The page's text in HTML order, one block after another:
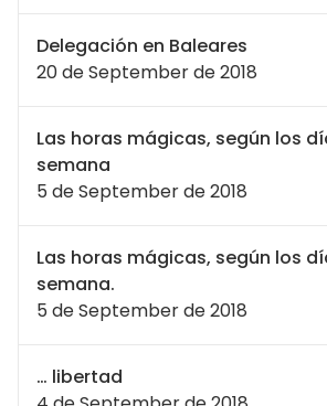
Delegación en Baleares
20 de September de 2018
Las horas mágicas, según los
semana
5 de September de 2018
Las horas mágicas, según los
semana.
5 de September de 2018
… libertad